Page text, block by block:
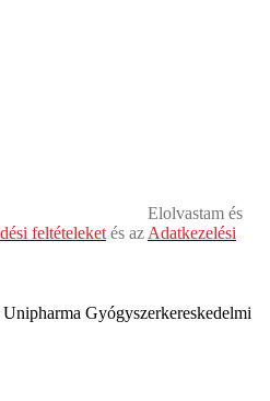
Elolvastam és
feltételeket és az Adatkezelési
Gyógyszerkereskedelmi